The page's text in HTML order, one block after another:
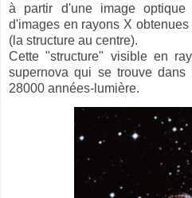
à partir d'une image
d'images en rayons X
(la structure au centre).
Cette "structure" visible en
supernova qui se trouve dans
28000 années-lumière.